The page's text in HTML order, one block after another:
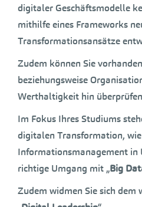
digitaler Geschäftsmodelle
mithilfe eines Frameworks
Transformationsansätze
Zudem können Sie
beziehungsweise
Werthaltigkeit hin
Im Fokus Ihres Studiums
digitalen Transformation, wie
Informationsmanagement in
richtige Umgang mit „Big
Zudem widmen Sie sich dem